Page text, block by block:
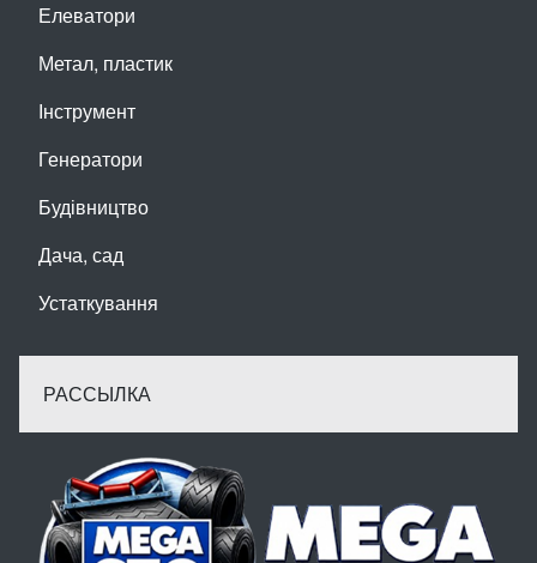
Елеватори
Метал, пластик
Інструмент
Генератори
Будівництво
Дача, сад
Устаткування
РАССЫЛКА